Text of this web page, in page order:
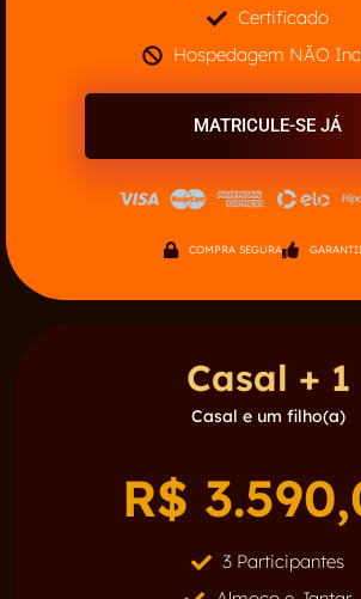
Certificado
Hospedagem NÃO
MATRICULE-SE JÁ
COMPRA SEGURA
Casal + 1
Casal e um filho(a)
R$
3 Participantes